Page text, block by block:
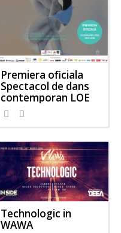
Premiera oficiala
Spectacol de dans
contemporan LOE
Technologic in
WAWA